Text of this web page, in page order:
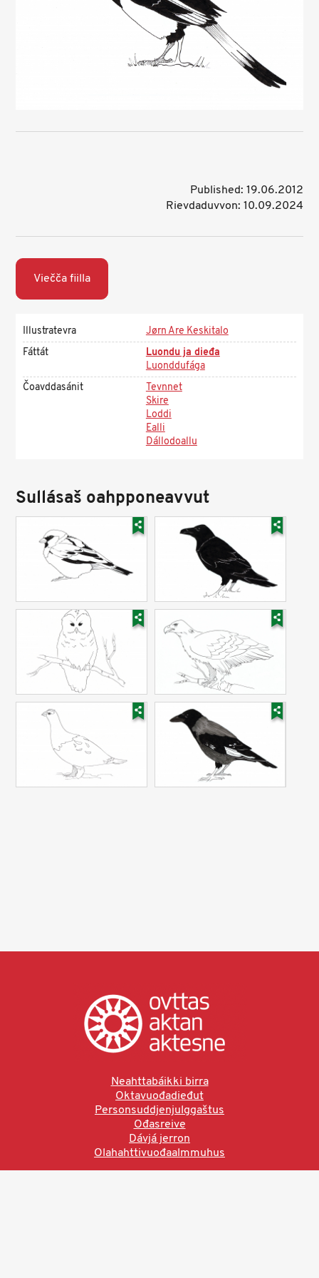
Published: 19.06.2012
Rievdaduvvon: 10.09.2024
Viečča fiilla
Illustratevra
Jørn Are Keskitalo
Fáttát
Luondu ja dieđa
Luonddufága
Čoavddasánit
Tevnnet
Skire
Loddi
Ealli
Dállodoallu
Sullásaš oahpponeavvut
Neahttabáikki birra
Oktavuođadieđut
Personsuddjenjulggaštus
Ođasreive
Dávjá jerron
Olahahttivuođaalmmuhus